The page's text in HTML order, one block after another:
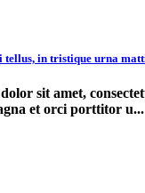
in tristique urna
sit amet,
et orci porttitor u...